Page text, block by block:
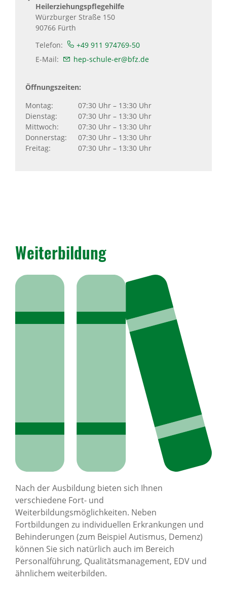
Heilerziehungspflegehilfe
Würzburger Straße 150
90766 Fürth
Telefon:
+49 911 974769-50
E-Mail:
hep-schule-er@bfz.de
Öffnungszeiten:
Montag:
07:30 Uhr – 13:30 Uhr
Dienstag:
07:30 Uhr – 13:30 Uhr
Mittwoch:
07:30 Uhr – 13:30 Uhr
Donnerstag:
07:30 Uhr – 13:30 Uhr
Freitag:
07:30 Uhr – 13:30 Uhr
Weiterbildung
Nach der Ausbildung bieten sich Ihnen
verschiedene Fort- und
Weiterbildungsmöglichkeiten. Neben
Fortbildungen zu individuellen Erkrankungen und
Behinderungen (zum Beispiel Autismus, Demenz)
können Sie sich natürlich auch im Bereich
Personalführung, Qualitätsmanagement, EDV und
ähnlichem weiterbilden.